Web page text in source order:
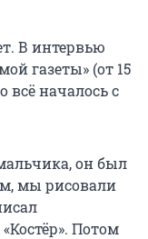
В интервью
газеты» (от 15
всё началось с
он был
мы рисовали
Потом